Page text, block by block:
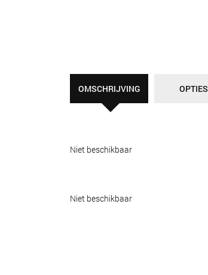
OMSCHRIJVING OPTIES
Niet beschikbaar
Niet beschikbaar